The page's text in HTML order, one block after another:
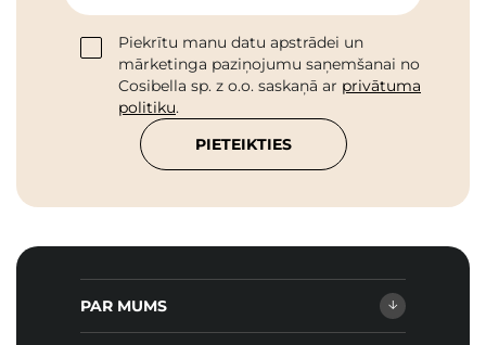
Piekrītu manu datu apstrādei un
mārketinga paziņojumu saņemšanai no
Cosibella sp. z o.o. saskaņā ar privātuma
politiku.
PIETEIKTIES
PAR MUMS